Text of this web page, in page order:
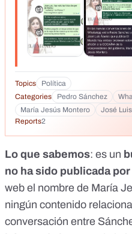
problema, hablo con ella
ser La Chusa jajajaja EL
Topics Política
Categories
Pedro Sánchez
María Jesús Montero
José
Reports2
Lo que sabemos: es un
no ha sido publicada
web el nombre de María
ningún contenido
conversación entre